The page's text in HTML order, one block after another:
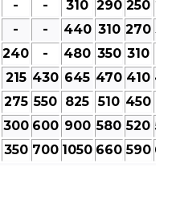
- - 310 290 250
- - 440 310 270
240 - 480 350 310
215 430 645 470 410
275 550 825 510 450
300 600 900 580 520
350 700 1050 660 590